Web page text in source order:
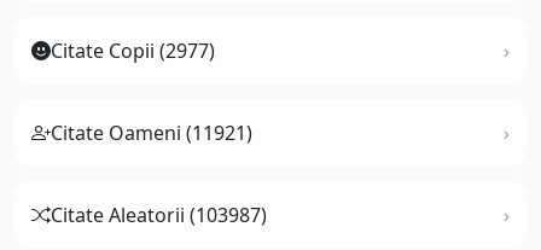
Citate Copii (2977)
Citate Oameni (11921)
Citate Aleatorii (103987)